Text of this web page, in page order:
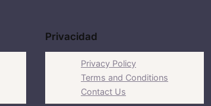
Privacidad
Privacy Policy
Terms and Conditions
Contact Us